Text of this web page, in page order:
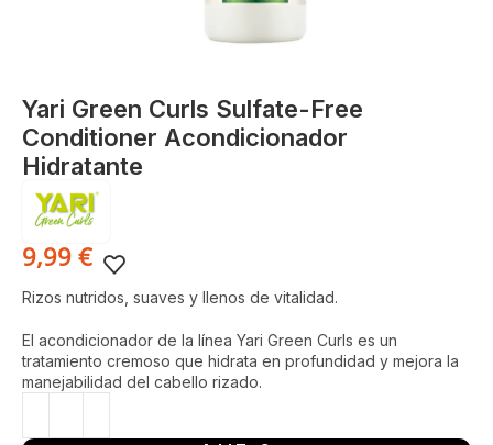
Yari Green Curls Sulfate-Free
Conditioner Acondicionador
Hidratante
9,99 €
Rizos nutridos, suaves y llenos de vitalidad.
El acondicionador de la línea Yari Green Curls es un
tratamiento cremoso que hidrata en profundidad y mejora la
manejabilidad del cabello rizado.